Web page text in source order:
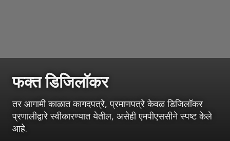
फक्त डिजिलॉकर
तर आगामी काळात कागदपत्रे, प्रमाणपत्रे केवळ डिजिलॉकर
प्रणालीद्वारे स्वीकारण्यात येतील, असेही एमपीएससीने स्पष्ट केले
आहे.